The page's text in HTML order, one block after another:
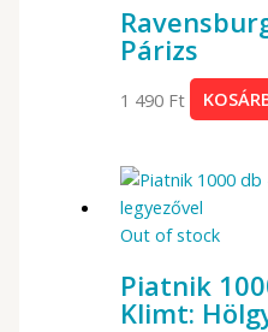
Párizs
1 490 Ft
Out of stock
Piatnik
Klimt: